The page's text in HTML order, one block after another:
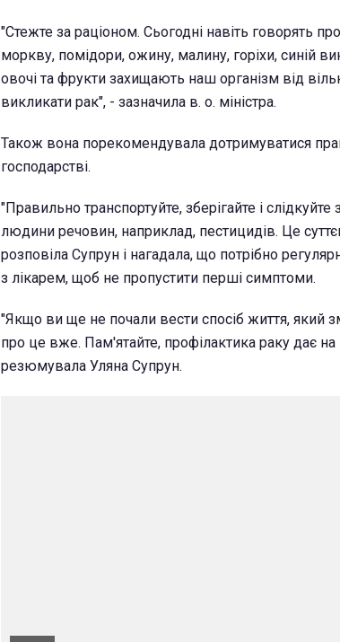
"Стежте за раціоном. Сьогодні навіть говорять
моркву, помідори, ожину, малину, горіхи, синій
овочі та фрукти захищають наш організм від
викликати рак", - зазначила в. о. міністра.
Також вона порекомендувала дотримуватися
господарстві.
"Правильно транспортуйте, зберігайте і
людини речовин, наприклад, пестицидів. Це
розповіла Супрун і нагадала, що потрібно
з лікарем, щоб не пропустити перші симптоми.
"Якщо ви ще не почали вести спосіб життя, який
про це вже. Пам'ятайте, профілактика раку дає на
резюмувала Уляна Супрун.